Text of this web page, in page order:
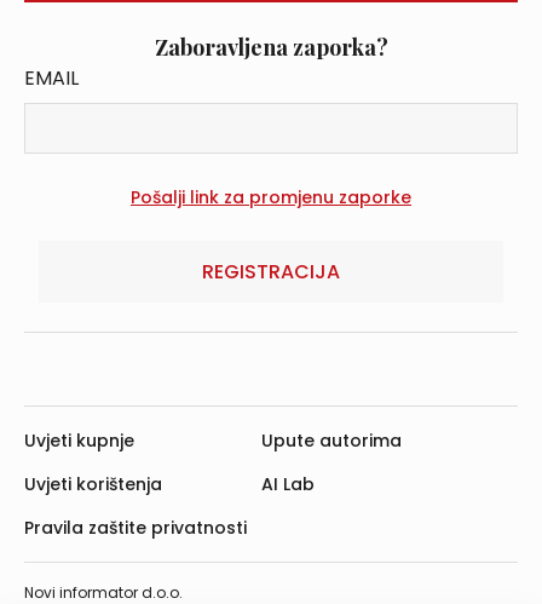
Zaboravljena zaporka?
EMAIL
REGISTRACIJA
Novi informator d.o.o.
Uvjeti kupnje
Uvjeti korištenja
Pravila zaštite privatnosti
Upute autorima
AI Lab